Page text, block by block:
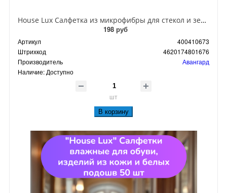
House Lux Салфетка из микрофибры для стекол и зеркал 32*32 см
198 руб
Артикул
400410673
Штрихкод
4620174801676
Производитель
Авангард
Наличие: Доступно
шт
В корзину